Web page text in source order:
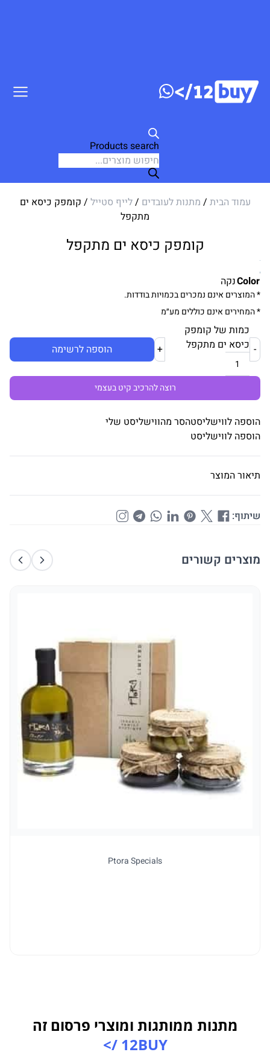
Products search
עמוד הבית / מתנות לעובדים /לייף סטייל / קומפק כיסא ים
מתקפל
קומפק כיסא ים מתקפל
Colorנקה
* המוצרים אינם נמכרים בכמויות בודדות.
* המחירים אינם כוללים מע״מ
-
כמות של קומפק
כיסא ים מתקפל
+ הוספה לרשימה
רוצה להרכיב קיט בעצמי
הוספה לווישליסטהסר מהווישליסט שלי
הוספה לווישליסט
תיאור המוצר
שיתוף:
מוצרים קשורים
Ptora Specials
מתנות ממותגות ומוצרי פרסום זה
12BUY />